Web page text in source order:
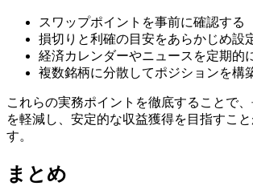
スワップポイントを事前に確認する
損切りと利確の目安をあらかじめ設
経済カレンダーやニュースを定期的
複数銘柄に分散してポジションを構
これらの実務ポイントを徹底することで
を軽減し、安定的な収益獲得を目指すこ
す。
まとめ